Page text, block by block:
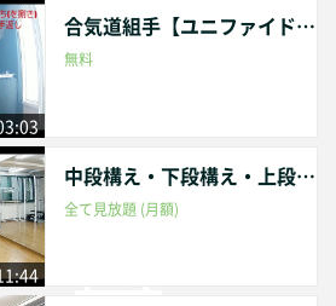
場経験あり、他の武道経験 実践合
段 八光流柔術四段 空手三段 柔
棒術初段 スポーツチャンバライ
他、合気道修行時代には合気道の指
TV番組にて「バナナマン」さん、
ージ」さん、「E-girls」さん、「春
らに合気道や護身術を指導。著作
二巻 BABジャパン出版局より販
道選手権大会を現在（2019年）まで
める。より良い実践合気道の実現に
合気道組手【ユニファイドルール】参考動画
無料
中段構え・下段構え・上段構え・組手用中段構え
全て見放題 (月額)